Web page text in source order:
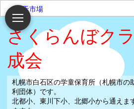
楽天市場
さくらんぼク
成会
札幌市白石区の学童保育所（札幌市の
利団体）です。
北都小、東川下小、北郷小から通えま